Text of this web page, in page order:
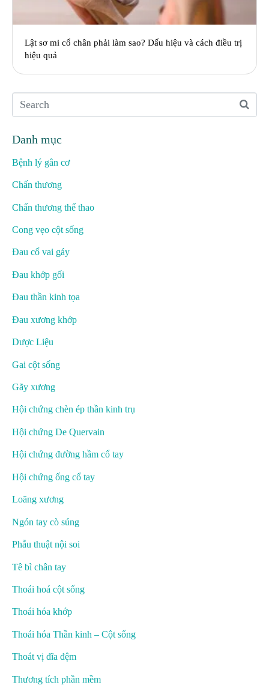
Lật sơ mi cổ chân phải làm sao? Dấu hiệu và cách điều trị
hiệu quả
Danh mục
Bệnh lý gân cơ
Chấn thương
Chấn thương thể thao
Cong vẹo cột sống
Đau cổ vai gáy
Đau khớp gối
Đau thần kinh tọa
Đau xương khớp
Dược Liệu
Gai cột sống
Gãy xương
Hội chứng chèn ép thần kinh trụ
Hội chứng De Quervain
Hội chứng đường hầm cổ tay
Hội chứng ống cổ tay
Loãng xương
Ngón tay cò súng
Phẫu thuật nội soi
Tê bì chân tay
Thoái hoá cột sống
Thoái hóa khớp
Thoái hóa Thần kinh – Cột sống
Thoát vị đĩa đệm
Thương tích phần mềm